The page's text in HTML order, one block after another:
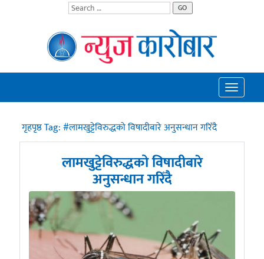
GO
Toggle
गृहपृष्ठTag:#लामखुट्टेविरुद्धको विषादीबारे अनुसन्धान गरिँदै
लामखुट्टेविरुद्धको विषादीबारे
अनुसन्धान गरिँदै